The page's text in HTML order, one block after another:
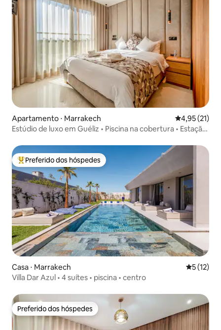
Apartamento ⋅ Marrakech 4,95 de uma
4,95 (21)
Estúdio de luxo em Guéliz • Piscina na cobertura • Estação
Entre os melhores preferidos dos hóspedes
Preferido dos hóspedes
Casa ⋅ Marrakech 5 de uma
5 (12)
Villa Dar Azul • 4 suítes • piscina • centro
Preferido dos hóspedes
Preferido dos hóspedes